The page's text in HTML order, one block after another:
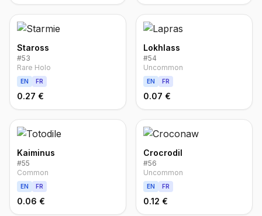
Staross
#53
Rare Holo
EN FR
0.27 €
Lokhlass
#54
Uncommon
EN FR
0.07 €
Kaiminus
#55
Common
EN FR
0.06 €
Crocrodil
#56
Uncommon
EN FR
0.12 €